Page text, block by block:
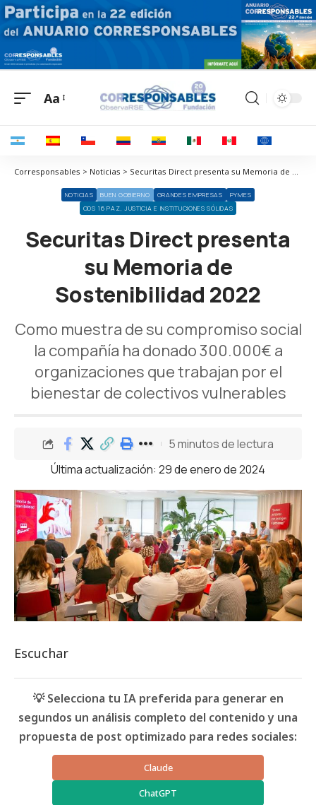
Aa
Corresponsables > Noticias > Securitas Direct presenta su Memoria de Sostenibilidad 2022
NOTICIAS BUEN GOBIERNO GRANDES EMPRESAS
PYMES
ODS 16 PAZ, JUSTICIA E INSTITUCIONES SÓLIDAS
Securitas Direct presenta
su Memoria de
Sostenibilidad 2022
Como muestra de su compromiso social
la compañía ha donado 300.000€ a
organizaciones que trabajan por el
bienestar de colectivos vulnerables
Última actualización: 29 de enero de 2024
5 minutos de lectura
Escuchar
💡 Selecciona tu IA preferida para generar en
segundos un análisis completo del contenido y una
propuesta de post optimizado para redes sociales:
Claude
ChatGPT